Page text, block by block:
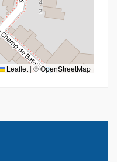
Leaflet |©OpenStreetMap